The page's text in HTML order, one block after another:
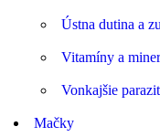
Ústna dutina a
Vitamíny a
Vonkajšie
Mačky